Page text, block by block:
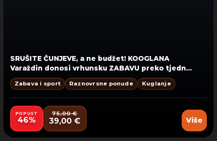
SRUŠITE ČUNJEVE, a ne budžet! KOOGLANA
Varaždin donosi vrhunsku ZABAVU preko tjedna
za cijelu ekipu: 2 sata najma staze za do 6
OSOBA za samo 39 €! Rezervirajte svoj termin
na vrijeme!
Zabava i sport Raznovrsne ponude Kuglanje
POPUST
46%
75,00 €
39,00 € Više